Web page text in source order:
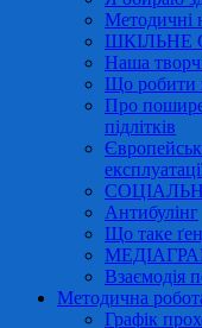
Методичні
ШКІЛЬНЕ
Наша
Що робити
Про
підлітків
Антибулінг
Що таке
Взаємодія
Методична
Графік